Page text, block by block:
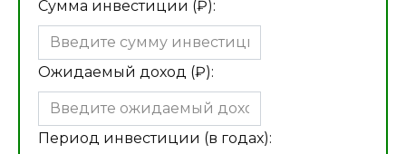
Сумма инвестиции (₽):
Ожидаемый доход (₽):
Период инвестиции (в годах):